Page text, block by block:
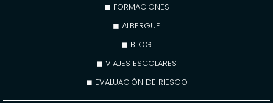
◼ FORMACIONES
◼ ALBERGUE
◼ BLOG
◼ VIAJES ESCOLARES
◼ EVALUACIÓN DE RIESGO